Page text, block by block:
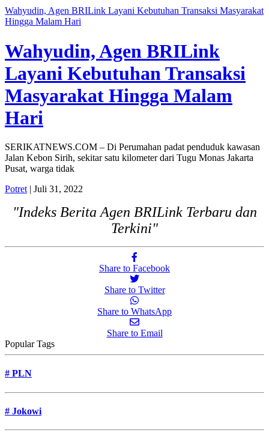
Wahyudin, Agen BRILink Layani Kebutuhan Transaksi Masyarakat
Hingga Malam Hari
Wahyudin, Agen BRILink
Layani Kebutuhan Transaksi
Masyarakat Hingga Malam
Hari
SERIKATNEWS.COM – Di Perumahan padat penduduk kawasan
Jalan Kebon Sirih, sekitar satu kilometer dari Tugu Monas Jakarta
Pusat, warga tidak
Potret | Juli 31, 2022
"Indeks Berita Agen BRILink Terbaru dan
Terkini"
Share to Facebook
Share to Twitter
Share to WhatsApp
Share to Email
Popular Tags
# PLN
# Jokowi